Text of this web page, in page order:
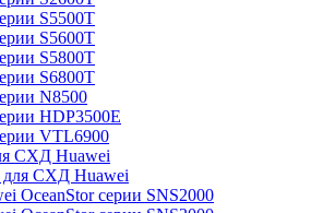
S5500T
S5600T
S5800T
S6800T
N8500
HDP3500E
VTL6900
СХД Huawei
СХД Huawei
OceanStor серии SNS2000